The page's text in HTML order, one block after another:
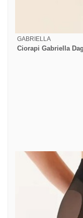
GABRIELLA
Ciorapi Gabriella